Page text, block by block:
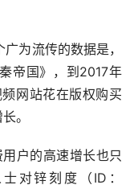
为流传的数据是，
帝国》，到2017年
网站花在版权购买
。
户的高速增长也只
对锌刻度（ID：